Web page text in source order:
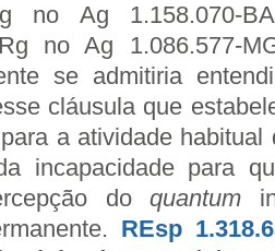
no Ag 1.158.070-
no Ag 1.086.577-
se admitiria
cláusula que
a atividade
incapacidade para
do
quantum
REsp